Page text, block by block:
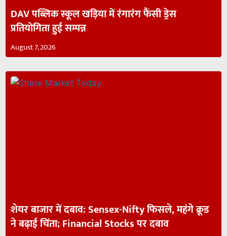
DAV पब्लिक स्कूल खड़िया में रंगारंग फैंसी ड्रेस
प्रतियोगिता हुई सम्पन्न
August 7, 2026
शेयर बाजार में दबाव: Sensex-Nifty फिसले, महंगे क्रूड
ने बढ़ाई चिंता; Financial Stocks पर दबाव